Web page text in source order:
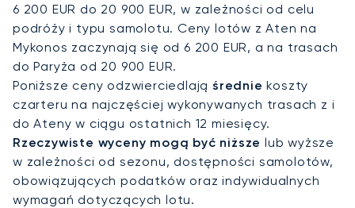
Nasza globalna sieć zapewnia dostęp do ponad
4800 samolotów 11 wiodących marek, oferując
bezpośrednie połączenia z setkami lotnisk na
całym świecie. Tak szerokie możliwości gwarantują
pełen spokój ducha i pewność, że Państwa lot do
Aten zostanie zorganizowany przy użyciu
najlepszych dostępnych opcji, z wyborem
idealnego samolotu dostosowanego do Państwa
specyficznych potrzeb.
6 200 EUR do 20 900 EUR, w zależności od celu
podróży i typu samolotu. Ceny lotów z Aten na
Mykonos zaczynają się od 6 200 EUR, a na trasach
do Paryża od 20 900 EUR.
Poniższe ceny odzwierciedlają średnie koszty
czarteru na najczęściej wykonywanych trasach z i
do Ateny w ciągu ostatnich 12 miesięcy.
Rzeczywiste wyceny mogą być niższe lub wyższe
w zależności od sezonu, dostępności samolotów,
obowiązujących podatków oraz indywidualnych
wymagań dotyczących lotu.